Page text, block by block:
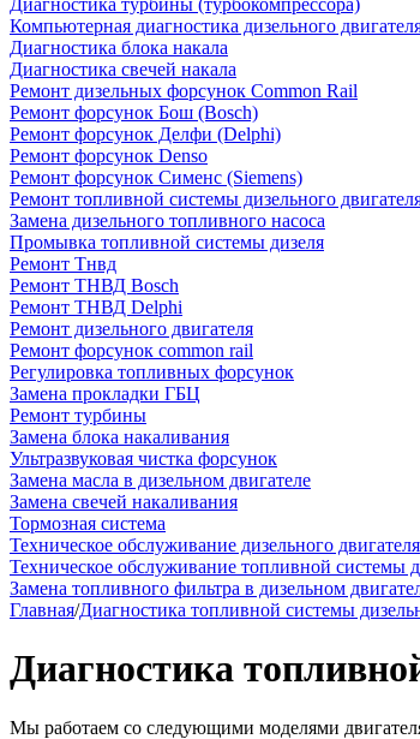
Диагностика турбины (турбокомпрессора)
Компьютерная диагностика дизельного
Диагностика блока накала
Диагностика свечей накала
Ремонт дизельных форсунок Common Rail
Ремонт форсунок Бош (Bosch)
Ремонт форсунок Делфи (Delphi)
Ремонт форсунок Denso
Ремонт форсунок Сименс (Siemens)
Ремонт топливной системы дизельного
Замена дизельного топливного насоса
Промывка топливной системы дизеля
Ремонт Тнвд
Ремонт ТНВД Bosch
Ремонт ТНВД Delphi
Ремонт дизельного двигателя
Ремонт форсунок common rail
Регулировка топливных форсунок
Замена прокладки ГБЦ
Ремонт турбины
Замена блока накаливания
Ультразвуковая чистка форсунок
Замена масла в дизельном двигателе
Замена свечей накаливания
Тормозная система
Техническое обслуживание дизельного двигателя
Техническое обслуживание топливной системы
Замена топливного фильтра в дизельном
Главная/Диагностика топливной системы
Диагностика
Мы работаем со следующими моделями